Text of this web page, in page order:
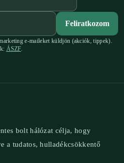
Feliratkozom
e-maileket küldjön (akciók, tippek).
ÁSZF.
bolt hálózat célja, hogy
a tudatos, hulladékcsökkentő